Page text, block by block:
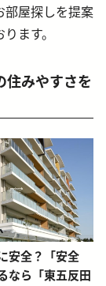
部屋探しを提案
ます。
住みやすさを
安全？「安全
なら「東五反田